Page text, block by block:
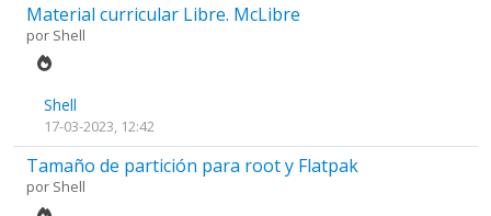
Material curricular Libre. McLibre
por Shell
Shell
17-03-2023, 12:42
Tamaño de partición para root y Flatpak
por Shell